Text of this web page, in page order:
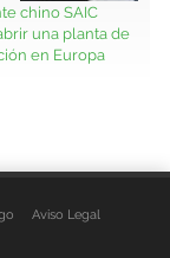
chino SAIC
una planta de
en Europa
Aviso Legal